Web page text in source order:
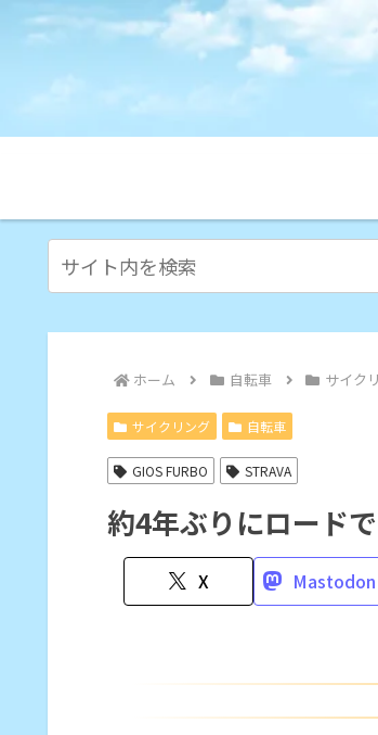
ホーム 自転車 サイク
サイクリング 自転車
GIOS FURBO STRAVA
約4年ぶりにロード
X Mastodon